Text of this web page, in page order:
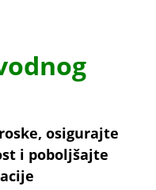
osigurajte
i poboljšajte